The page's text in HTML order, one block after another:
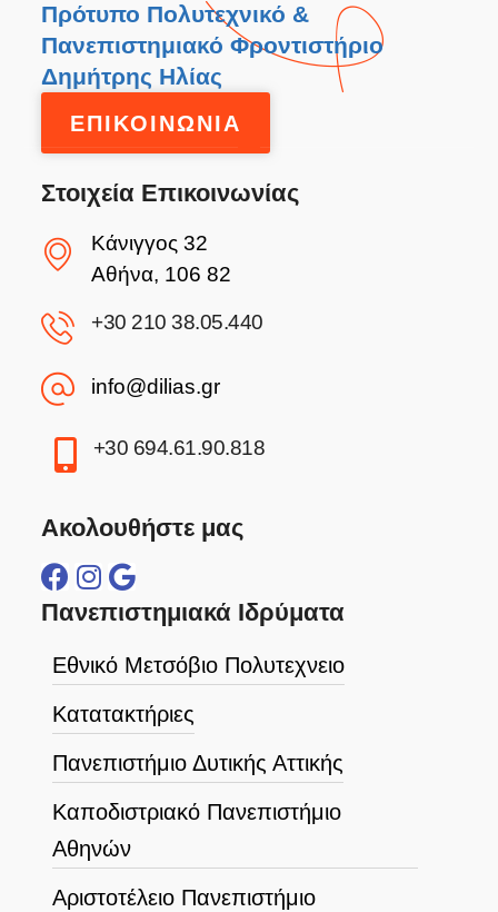
Πρότυπο Πολυτεχνικό &
Πανεπιστημιακό Φροντιστήριο
Δημήτρης Ηλίας
ΕΠΙΚΟΙΝΩΝΙΑ
Στοιχεία Επικοινωνίας
Κάνιγγος 32
Αθήνα, 106 82
+30 210 38.05.440
info@dilias.gr
+30 694.61.90.818
Ακολουθήστε μας
Πανεπιστημιακά Ιδρύματα
Εθνικό Μετσόβιο Πολυτεχνειο
Κατατακτήριες
Πανεπιστήμιο Δυτικής Αττικής
Καποδιστριακό Πανεπιστήμιο
Αθηνών
Αριστοτέλειο Πανεπιστήμιο